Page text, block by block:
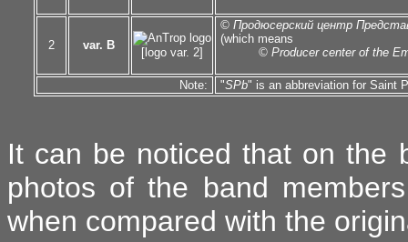
2 var. B
[logo var. 2]
© Продюсерский центр
(which means
© Producer center of the
Note: "SPb" is an abbreviation for Saint
It can be noticed that on the
photos of the band
when compared with the